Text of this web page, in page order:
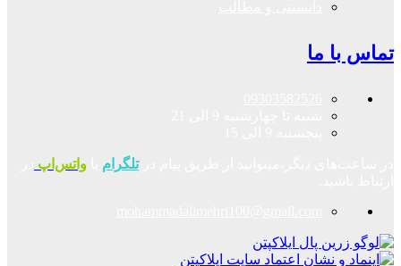
تماس با ما
در ساعت‌های دیگر،میتوانید از طریق پیام درتلگرام واتس‌اپ